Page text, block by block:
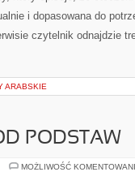
i dopasowana do
czytelnik odnajdzie
ARABSKIE
PODSTAW
MOŻLIWOŚĆ